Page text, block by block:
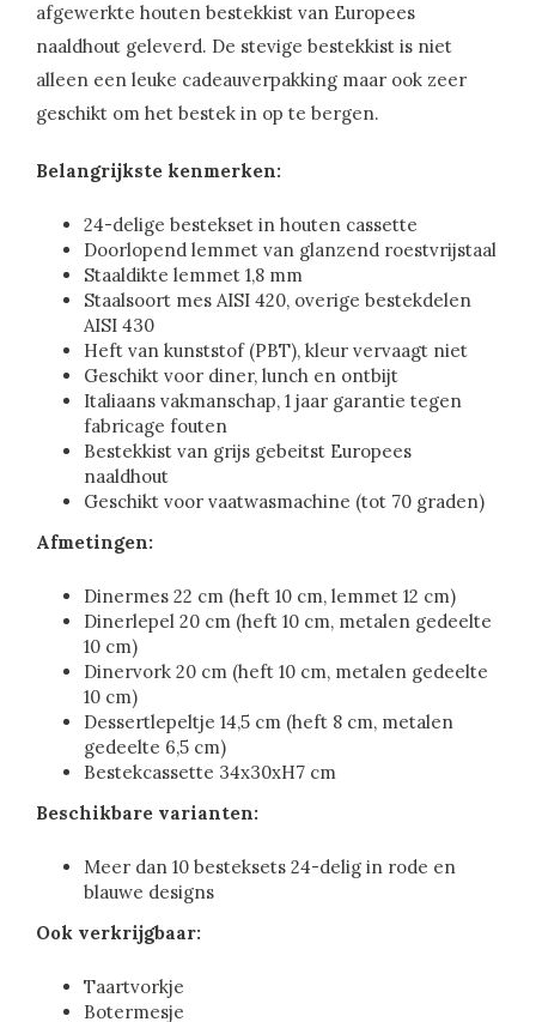
afgewerkte houten bestekkist van Europees
naaldhout geleverd. De stevige bestekkist is niet
alleen een leuke cadeauverpakking maar ook zeer
geschikt om het bestek in op te bergen.
Belangrijkste kenmerken:
24-delige bestekset in houten cassette
Doorlopend lemmet van glanzend roestvrijstaal
Staaldikte lemmet 1,8 mm
Staalsoort mes AISI 420, overige bestekdelen
AISI 430
Heft van kunststof (PBT), kleur vervaagt niet
Geschikt voor diner, lunch en ontbijt
Italiaans vakmanschap, 1 jaar garantie tegen
fabricage fouten
Bestekkist van grijs gebeitst Europees
naaldhout
Geschikt voor vaatwasmachine (tot 70 graden)
Afmetingen:
Dinermes 22 cm (heft 10 cm, lemmet 12 cm)
Dinerlepel 20 cm (heft 10 cm, metalen gedeelte
10 cm)
Dinervork 20 cm (heft 10 cm, metalen gedeelte
10 cm)
Dessertlepeltje 14,5 cm (heft 8 cm, metalen
gedeelte 6,5 cm)
Bestekcassette 34x30xH7 cm
Beschikbare varianten:
Meer dan 10 besteksets 24-delig in rode en
blauwe designs
Ook verkrijgbaar:
Taartvorkje
Botermesje